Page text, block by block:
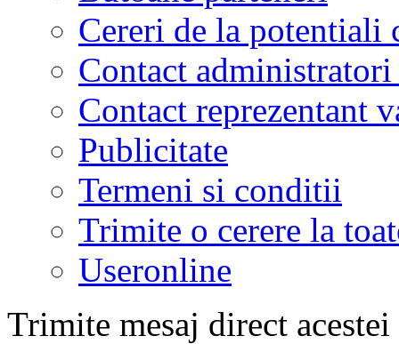
Cereri de la potentiali
Contact
Contact reprezentant
Publicitate
Termeni si conditii
Trimite o cerere la
Useronline
Trimite mesaj direct